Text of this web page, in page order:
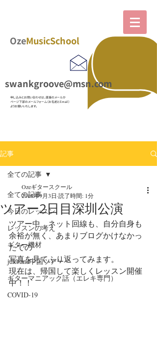
OzeMusicSchool
swankgroove@msn.com
​申し込みとお問い合わせは、直接のメールか
ページ下部のメールフォーム（お名前とEmail）
よりお願いいたします。
記事
全ての記事
今日のレッスン
レッスンの考え
ギター機材
jdkband中国ツアー
ギターマニアック話（エレキ専門）
COVID-19
全ての記事
ツアー2日目深圳公演
Ozeギタースクール
2019年9月3日 読了時間: 1分
ツアー中、ネット回線も、自分自身も
余裕が無く、あまりブログかけなかっ
たでの
写真を見てふり返ってみます。
現在は、帰国して楽しくレッスン開催
中！！